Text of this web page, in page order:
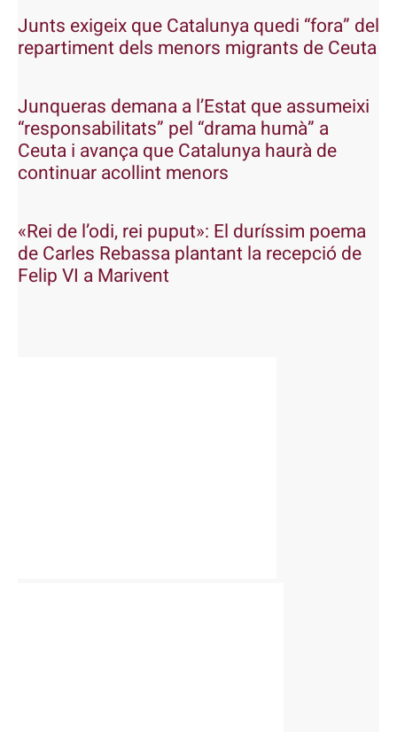
Junts exigeix que Catalunya quedi “fora” del
repartiment dels menors migrants de Ceuta
Junqueras demana a l’Estat que assumeixi
“responsabilitats” pel “drama humà” a
Ceuta i avança que Catalunya haurà de
continuar acollint menors
«Rei de l’odi, rei puput»: El duríssim poema
de Carles Rebassa plantant la recepció de
Felip VI a Marivent